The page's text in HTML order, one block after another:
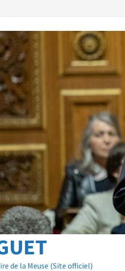
de la Meuse (Site officiel)